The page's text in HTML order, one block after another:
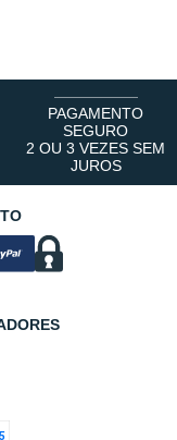
PAGAMENTO
SEGURO
2 OU 3 VEZES SEM
JUROS